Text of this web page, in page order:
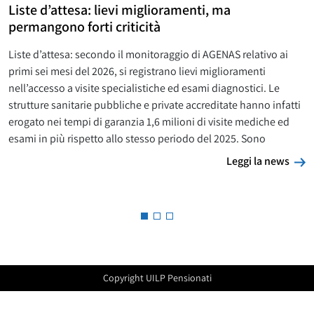
Liste d’attesa: lievi miglioramenti, ma
permangono forti criticità
Liste d’attesa: secondo il monitoraggio di AGENAS relativo ai
primi sei mesi del 2026, si registrano lievi miglioramenti
nell’accesso a visite specialistiche ed esami diagnostici. Le
strutture sanitarie pubbliche e private accreditate hanno infatti
erogato nei tempi di garanzia 1,6 milioni di visite mediche ed
esami in più rispetto allo stesso periodo del 2025. Sono
Leggi la news
Copyright UILP Pensionati